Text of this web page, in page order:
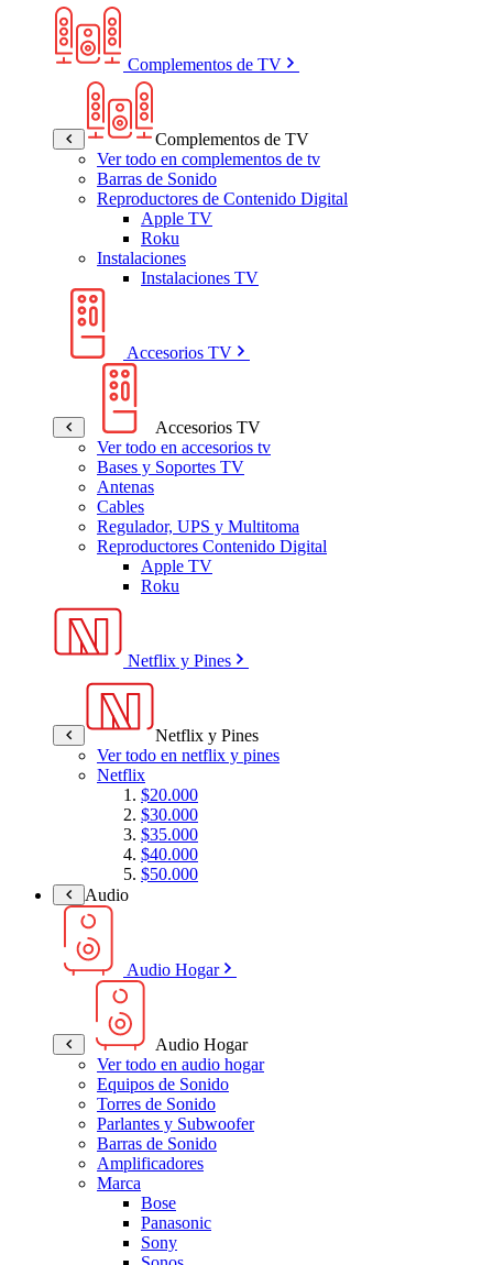
Complementos de TV
Complementos de TV
Ver todo en complementos de tv
Barras de Sonido
Reproductores de Contenido Digital
Apple TV
Roku
Instalaciones
Instalaciones TV
Accesorios TV
Accesorios TV
Ver todo en accesorios tv
Bases y Soportes TV
Antenas
Cables
Regulador, UPS y Multitoma
Reproductores Contenido Digital
Apple TV
Roku
Netflix y Pines
Netflix y Pines
Ver todo en netflix y pines
Netflix
$20.000
$30.000
$35.000
$40.000
$50.000
Audio
Audio Hogar
Audio Hogar
Ver todo en audio hogar
Equipos de Sonido
Torres de Sonido
Parlantes y Subwoofer
Barras de Sonido
Amplificadores
Marca
Bose
Panasonic
Sony